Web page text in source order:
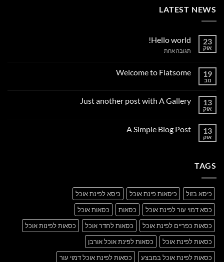
LATEST NEWS
23
אוק
Hello world!
תגובה אחתעל
19
נוב
Welcome to Flatsome
Welcome
13
אוק
Just another post with A Gallery
Just
13
אוק
A Simple Blog Post
TAGS
כיסא בזול כיסאות פינת אוכל
כיסא לפינת אוכל
כסא דמוי עור לפינת אוכל
כסאות
כסאות אוכל
כסאות כפריים לפינת אוכל
כסאות לחדר אוכל
כסאות לפינות אוכל
כסאות לפינת אוכל
כסאות לפינת אוכל אורבן
כסאות לפינת אוכל במבצע
כסאות לפינת אוכל דמוי עור